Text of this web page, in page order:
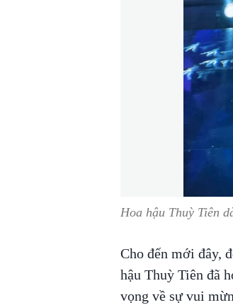
Hoa hậu Thuỳ Tiên
Cho đến mới đây,
hậu Thuỳ Tiên đã
vọng về sự vui